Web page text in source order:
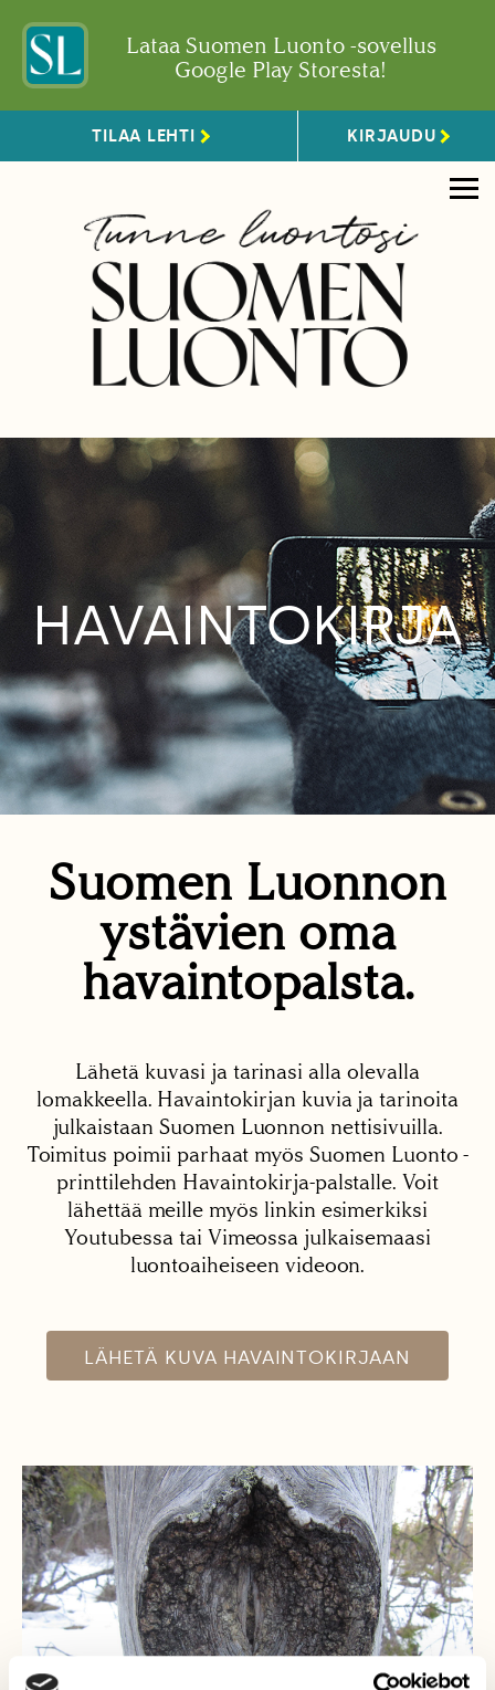
Lataa Suomen Luonto -sovellus
Google Play Storesta!
TILAA LEHTI KIRJAUDU
HAVAINTOKIRJA
Suomen Luonnon
ystävien oma
havaintopalsta.
Lähetä kuvasi ja tarinasi alla olevalla
lomakkeella. Havaintokirjan kuvia ja tarinoita
julkaistaan Suomen Luonnon nettisivuilla.
Toimitus poimii parhaat myös Suomen Luonto -
printtilehden Havaintokirja-palstalle. Voit
lähettää meille myös linkin esimerkiksi
Youtubessa tai Vimeossa julkaisemaasi
luontoaiheiseen videoon.
LÄHETÄ KUVA HAVAINTOKIRJAAN